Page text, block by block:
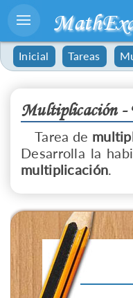
Inicial Tareas
Multiplicación -
Tarea de
Desarrolla la
multiplicación.